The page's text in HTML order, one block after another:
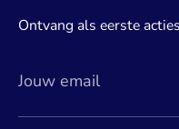
Ontvang als eerste
Jouw email